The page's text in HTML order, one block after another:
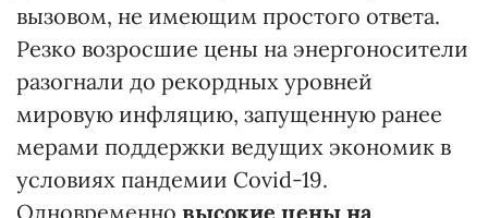
вызовом, не имеющим простого ответа.
Резко возросшие цены на энергоносители
разогнали до рекордных уровней
мировую инфляцию, запущенную ранее
мерами поддержки ведущих экономик в
условиях пандемии Covid-19.
Одновременно высокие цены на